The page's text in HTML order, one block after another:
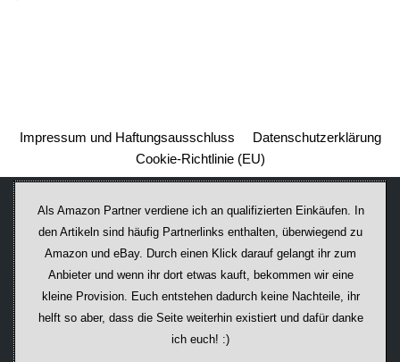
Impressum und Haftungsausschluss
Datenschutzerklärung
Cookie-Richtlinie (EU)
Als Amazon Partner verdiene ich an qualifizierten Einkäufen. In
den Artikeln sind häufig Partnerlinks enthalten, überwiegend zu
Amazon und eBay. Durch einen Klick darauf ge­lan­gt ihr zum
Anbieter und wenn ihr dort etwas kauft, bekommen wir ei­ne
kleine Provision. Euch entstehen dadurch keine Nachteile, ihr
helft so aber, dass die Seite weiterhin existiert und dafür danke
ich euch! :)